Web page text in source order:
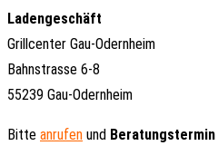
Ladengeschäft
Grillcenter Gau-Odernheim
Bahnstrasse 6-8
55239 Gau-Odernheim
Bitte anrufen und Beratungstermin